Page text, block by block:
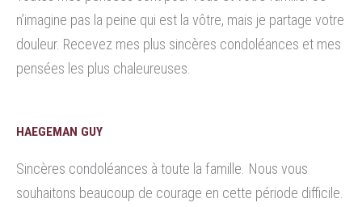
n’imagine pas la peine qui est la vôtre, mais je partage votre
douleur. Recevez mes plus sincères condoléances et mes
pensées les plus chaleureuses.
HAEGEMAN GUY
Sincères condoléances à toute la famille. Nous vous
souhaitons beaucoup de courage en cette période difficile.